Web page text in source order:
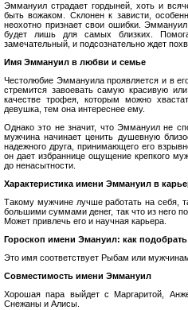
Эммануил страдает гордыней, хоть и
быть вожаком. Склонен к зависти,
неохотно признает свои ошибки.
будет лишь для самых близких.
замечательный, и подсознательно ждет
Имя Эммануил в любви и семье
Честолюбие Эммануила проявляется и в
стремится завоевать самую красивую
качестве трофея, которым можно
девушка, тем она интереснее ему.
Однако это не значит, что Эммануил не
мужчина начинает ценить душевную
надежного друга, принимающего его
он дает избраннице ощущение крепкого
до ненасытности.
Характеристика имени Эммануил в
Такому мужчине лучше работать на себя,
большими суммами денег, так что из него
Может привлечь его и научная карьера.
Гороскоп имени Эмануил: как
Это имя соответствует Рыбам или
Совместимость имени Эммануил
Хорошая пара выйдет с Маргаритой,
Снежаны и Алисы.